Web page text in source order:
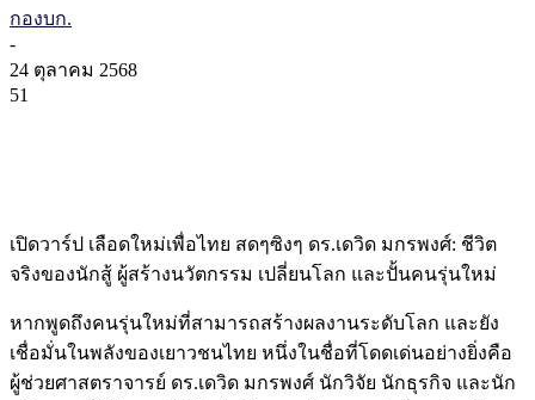
กองบก.
-
24 ตุลาคม 2568
51
เปิดวาร์ป เลือดใหม่เพื่อไทย สดๆซิงๆ ดร.เดวิด มกรพงศ์: ชีวิต
จริงของนักสู้ ผู้สร้างนวัตกรรม เปลี่ยนโลก และปั้นคนรุ่นใหม่
หากพูดถึงคนรุ่นใหม่ที่สามารถสร้างผลงานระดับโลก และยัง
เชื่อมั่นในพลังของเยาวชนไทย หนึ่งในชื่อที่โดดเด่นอย่างยิ่งคือ
ผู้ช่วยศาสตราจารย์ ดร.เดวิด มกรพงศ์ นักวิจัย นักธุรกิจ และนัก